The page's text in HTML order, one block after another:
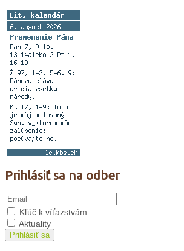
Prihlásiť sa na odber
Kľúč k víťazstvám
Aktuality
Prihlásiť sa